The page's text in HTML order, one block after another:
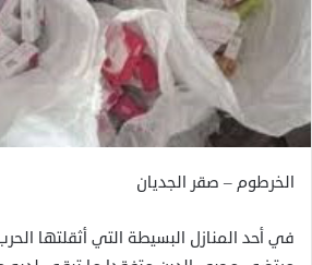
الخرطوم – صقر الجديان
في أحد المنازل البسيطة التي أثقلتها